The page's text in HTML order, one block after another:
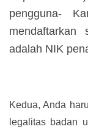
pengguna-
adalah NIK
Kedua, Anda
legalitas badan